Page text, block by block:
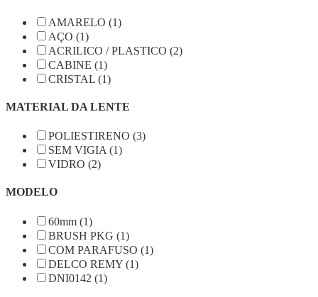
AMARELO (1)
AÇO (1)
ACRILICO / PLASTICO (2)
CABINE (1)
CRISTAL (1)
MATERIAL DA LENTE
POLIESTIRENO (3)
SEM VIGIA (1)
VIDRO (2)
MODELO
60mm (1)
BRUSH PKG (1)
COM PARAFUSO (1)
DELCO REMY (1)
DNI0142 (1)